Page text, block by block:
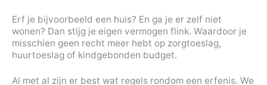
Erf je bijvoorbeeld een huis? En ga je er zelf niet
wonen? Dan stijg je eigen vermogen flink. Waardoor je
misschien geen recht meer hebt op zorgtoeslag,
huurtoeslag of kindgebonden budget.
Al met al zijn er best wat regels rondom een erfenis. We